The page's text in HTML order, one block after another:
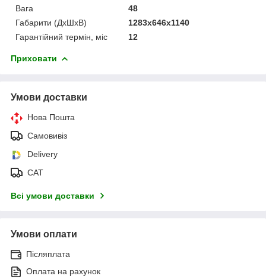
Вага
48
Габарити (ДхШхВ)
1283х646х1140
Гарантійний термін, міс
12
Приховати
Умови доставки
Нова Пошта
Самовивіз
Delivery
САТ
Всі умови доставки
Умови оплати
Післяплата
Оплата на рахунок